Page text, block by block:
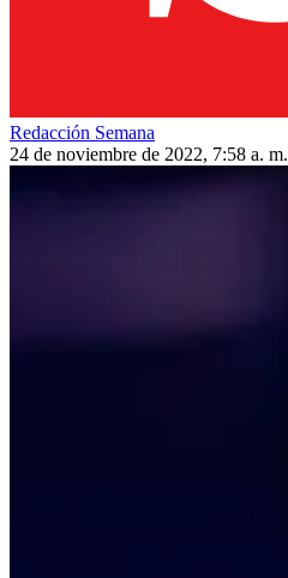
Redacción Semana
24 de noviembre de 2022, 7:58 a. m.